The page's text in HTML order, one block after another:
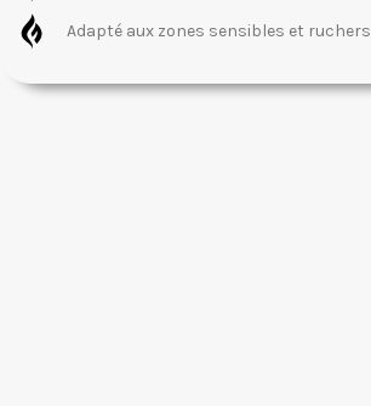
Adapté aux zones sensibles et ruchers